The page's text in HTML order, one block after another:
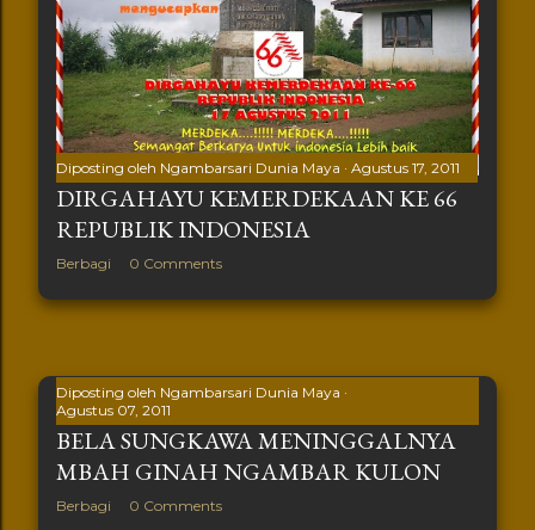
Diposting oleh Ngambarsari Dunia Maya Agustus 17, 2011
DIRGAHAYU KEMERDEKAAN KE 66
REPUBLIK INDONESIA
Berbagi 0 Comments
Diposting oleh Ngambarsari Dunia Maya
Agustus 07, 2011
BELA SUNGKAWA MENINGGALNYA
MBAH GINAH NGAMBAR KULON
Berbagi 0 Comments